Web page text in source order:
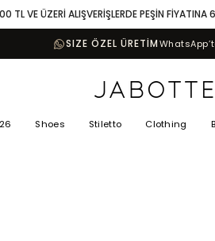
TL VE ÜZERİ ALIŞVERİŞLERDE PEŞİN
SIZE ÖZEL ÜRETİM
Shoes Stiletto Clothing